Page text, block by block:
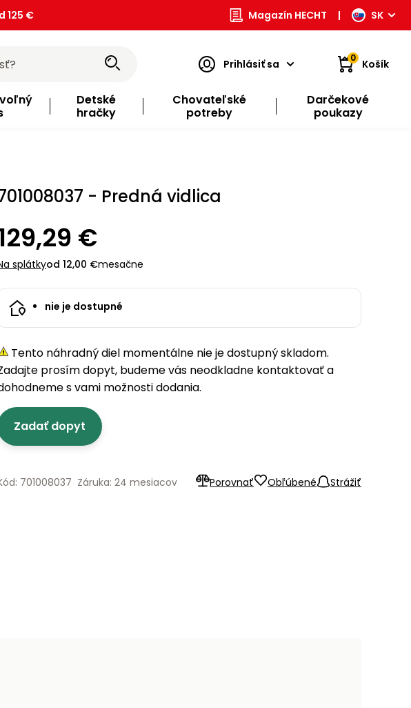
125 € Magazín HECHT | SK
Prihlásiť sa 0 Košík
Detské
hračky
Chovateľské
potreby
Darčekové
poukazy
- Predná vidlica
€
splátkyod 12,00 €mesačne
nie je dostupné
Tento náhradný diel momentálne nie je dostupný skladom.
prosím dopyt, budeme vás neodkladne kontaktovať a
s vami možnosti dodania.
Zadať dopyt
Porovnať Obľúbené Strážiť
701008037 Záruka: 24 mesiacov